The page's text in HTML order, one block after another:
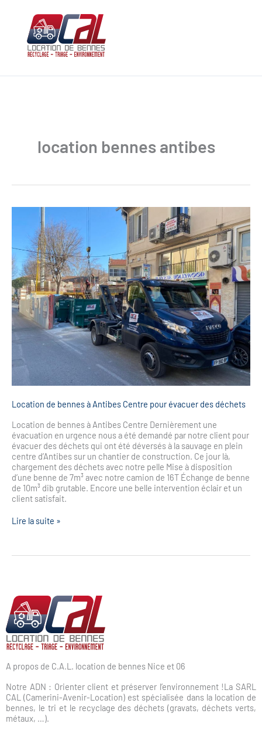
contenu
location bennes antibes
Location de bennes à Antibes Centre pour évacuer des déchets
Location de bennes à Antibes Centre Dernièrement une
évacuation en urgence nous a été demandé par notre client pour
évacuer des déchets qui ont été déversés à la sauvage en plein
centre d’Antibes sur un chantier de construction. Ce jour là,
chargement des déchets avec notre pelle Mise à disposition
d’une benne de 7m³ avec notre camion de 16T Échange de benne
de 10m³ dib grutable. Encore une belle intervention éclair et un
client satisfait.
bennes
Antibes
Centre
pour
évacuer
des
déchets
Lire la suite »
A propos de C.A.L. location de bennes Nice et 06
Notre ADN : Orienter client et préserver l’environnement !La SARL
CAL (Camerini-Avenir-Location) est spécialisée dans la location de
bennes, le tri et le recyclage des déchets (gravats, déchets verts,
métaux, …).